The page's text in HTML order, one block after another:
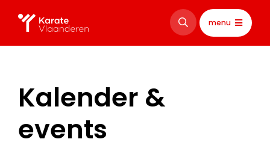
menu
Kalender &
events